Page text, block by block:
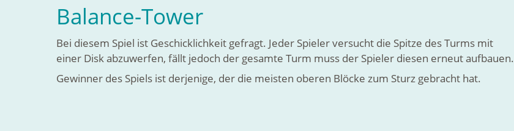
Balance-Tower
Bei diesem Spiel ist Geschicklichkeit gefragt. Jeder Spieler versucht die Spitze des Turms mit
einer Disk abzuwerfen, fällt jedoch der gesamte Turm muss der Spieler diesen erneut aufbauen.
Gewinner des Spiels ist derjenige, der die meisten oberen Blöcke zum Sturz gebracht hat.